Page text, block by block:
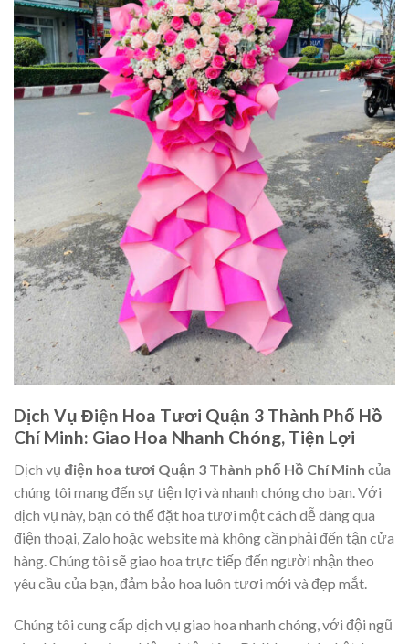
Dịch Vụ Điện Hoa Tươi Quận 3 Thành Phố Hồ
Chí Minh: Giao Hoa Nhanh Chóng, Tiện Lợi
Dịch vụ điện hoa tươi Quận 3 Thành phố Hồ Chí Minh của
chúng tôi mang đến sự tiện lợi và nhanh chóng cho bạn. Với
dịch vụ này, bạn có thể đặt hoa tươi một cách dễ dàng qua
điện thoại, Zalo hoặc website mà không cần phải đến tận cửa
hàng. Chúng tôi sẽ giao hoa trực tiếp đến người nhận theo
yêu cầu của bạn, đảm bảo hoa luôn tươi mới và đẹp mắt.
Chúng tôi cung cấp dịch vụ giao hoa nhanh chóng, với đội ngũ